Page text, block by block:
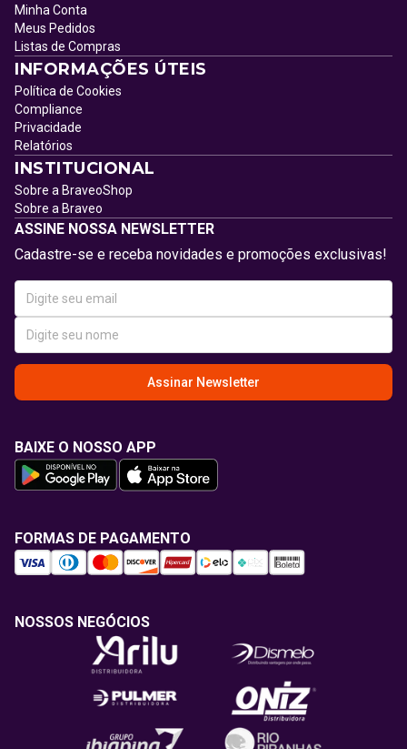
Minha Conta
Meus Pedidos
Listas de Compras
INFORMAÇÕES ÚTEIS
Política de Cookies
Compliance
Privacidade
Relatórios
INSTITUCIONAL
Sobre a BraveoShop
Sobre a Braveo
ASSINE NOSSA NEWSLETTER
Cadastre-se e receba novidades e promoções exclusivas!
Assinar Newsletter
BAIXE O NOSSO APP
FORMAS DE PAGAMENTO
NOSSOS NEGÓCIOS